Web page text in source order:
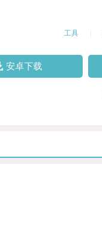
工具
安卓下载